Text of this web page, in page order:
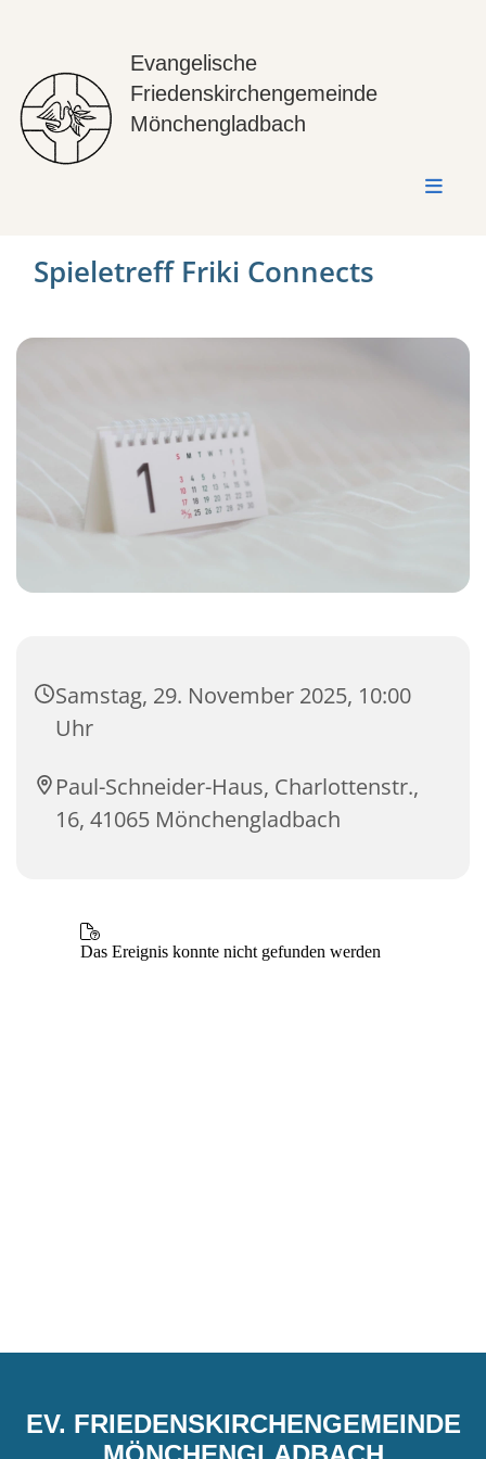
Evangelische
Friedenskirchengemeinde
Mönchengladbach
Spieletreff Friki Connects
Samstag, 29. November 2025, 10:00
Uhr
Paul-Schneider-Haus, Charlottenstr.,
16, 41065 Mönchengladbach
EV. FRIEDENSKIRCHENGEMEINDE